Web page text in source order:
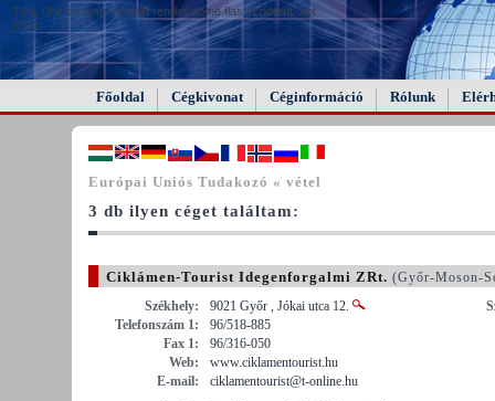
FAIL (the browser should render some flash content, not
this).
Főoldal Cégkivonat Céginformáció Rólunk
Európai Uniós Tudakozó « vétel
3 db ilyen céget találtam:
Ciklámen-Tourist Idegenforgalmi ZRt. (Győr-Moson-
Székhely:
9021 Győr , Jókai utca 12.
Telefonszám 1:
96/518-885
Fax 1:
96/316-050
Web:
www.ciklamentourist.hu
E-mail:
ciklamentourist@t-online.hu